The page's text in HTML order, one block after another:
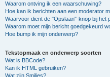
Waarom ontving ik een waarschuwing?
Hoe kan ik berichten aan een moderator
Waarvoor dient de "Opslaan"-knop bij het
Waarom moet mijn bericht goedgekeurd
Hoe bump ik mijn onderwerp?
Tekstopmaak en onderwerp soorten
Wat is BBCode?
Kan ik HTML gebruiken?
Wat zijn Smilies?